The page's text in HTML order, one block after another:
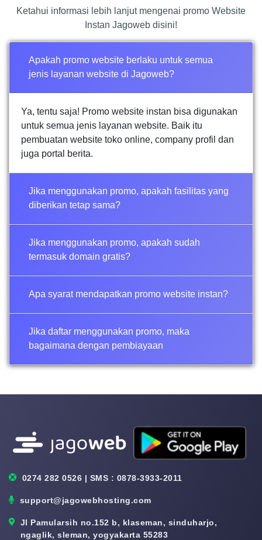
Ketahui informasi lebih lanjut mengenai promo Website
Instan Jagoweb disini!
Apakah promo website berlaku untuk semua
jenis layanan website di Jagoweb?
Ya, tentu saja! Promo website instan bisa digunakan
untuk semua jenis layanan website. Baik itu
pembuatan website toko online, company profil dan
juga portal berita.
Jika menggunakan promo, apakah fasilitas yang
diberikan tetap sama?
Jika menggunakan promo, apakah sudah
termasuk domain gratis?
Apa syarat mendapatkan promo website instan?
Jika daftar menggunakan promo, maka
bagaimana dengan pembiayaan
0274 282 0526 | SMS : 0878-3933-2011
support@jagowebhosting.com
Jl Pamularsih no.152 b, klaseman, sinduharjo,
ngaglik, sleman, yogyakarta 55283